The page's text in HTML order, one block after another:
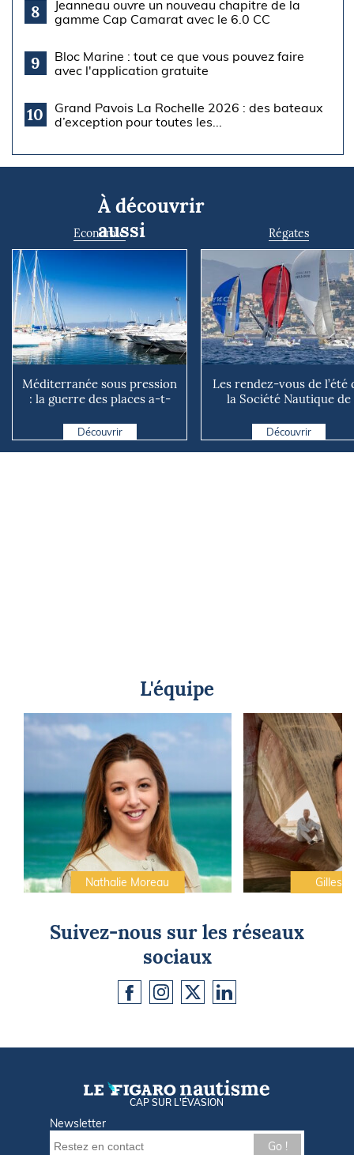
8
Jeanneau ouvre un nouveau chapitre de la
gamme Cap Camarat avec le 6.0 CC
9
Bloc Marine : tout ce que vous pouvez faire
avec l'application gratuite
10
Grand Pavois La Rochelle 2026 : des bateaux
d’exception pour toutes les...
À découvrir
aussi
Economie
Méditerranée sous pression
: la guerre des places a-t-
Découvrir
Régates
Les rendez-vous de l’été
la Société Nautique de
Découvrir
L'équipe
Nathalie Moreau Gilles
Suivez-nous sur les réseaux
sociaux
CAP SUR L'ÉVASION
Newsletter
Go !